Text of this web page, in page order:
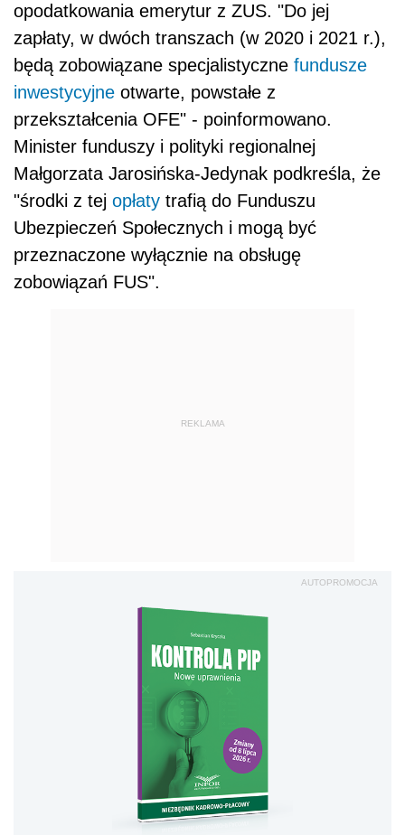
opodatkowania emerytur z ZUS. "Do jej
zapłaty, w dwóch transzach (w 2020 i 2021 r.),
będą zobowiązane specjalistyczne fundusze
inwestycyjne otwarte, powstałe z
przekształcenia OFE" - poinformowano.
Minister funduszy i polityki regionalnej
Małgorzata Jarosińska-Jedynak podkreśla, że
"środki z tej opłaty trafią do Funduszu
Ubezpieczeń Społecznych i mogą być
przeznaczone wyłącznie na obsługę
zobowiązań FUS".
REKLAMA
AUTOPROMOCJA